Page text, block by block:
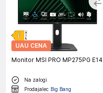
UAU CENA
Monitor MSI PRO MP275PG E14
Na zalogi
Prodajalec Big Bang